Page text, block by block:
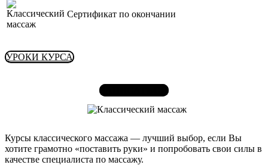
Сертификат по окончании
УРОКИ КУРСА
Курсы классического массажа — лучший выбор, если Вы
хотите грамотно «поставить руки» и попробовать свои силы в
качестве специалиста по массажу.